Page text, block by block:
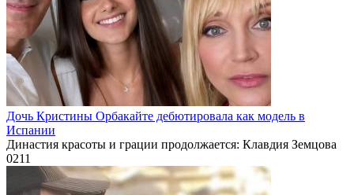
Дочь Кристины Орбакайте дебютировала как модель в
Испании
Династия красоты и грации продолжается: Клавдия Земцова
0211